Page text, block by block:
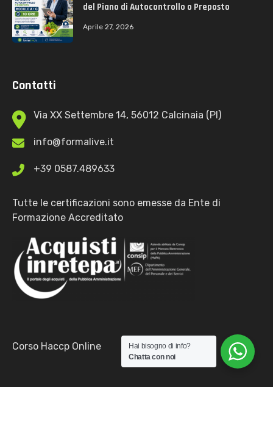
del Piano di Autocontrollo o Preposto
Aprile 27, 2026
Contatti
Via XX Settembre 14, 56012 Calcinaia (PI)
info@formalive.it
+39 0587.489633
Tutte le certificazioni sono emesse da Ente di
Formazione Accreditato
Corso Haccp Online
Hai bisogno di info?
Chatta con noi